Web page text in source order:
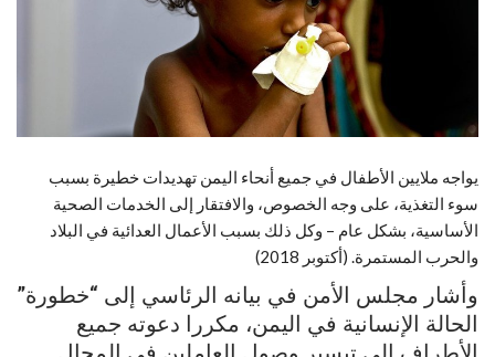
يواجه ملايين الأطفال في جميع أنحاء اليمن تهديدات خطيرة بسبب
سوء التغذية، على وجه الخصوص، والافتقار إلى الخدمات الصحية
الأساسية، بشكل عام – وكل ذلك بسبب الأعمال العدائية في البلاد
والحرب المستمرة. (أكتوبر 2018)
وأشار مجلس الأمن في بيانه الرئاسي إلى “خطورة”
الحالة الإنسانية في اليمن، مكررا دعوته جميع